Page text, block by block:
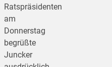
Ratspräsidenten
am
Donnerstag
begrüßte
Juncker